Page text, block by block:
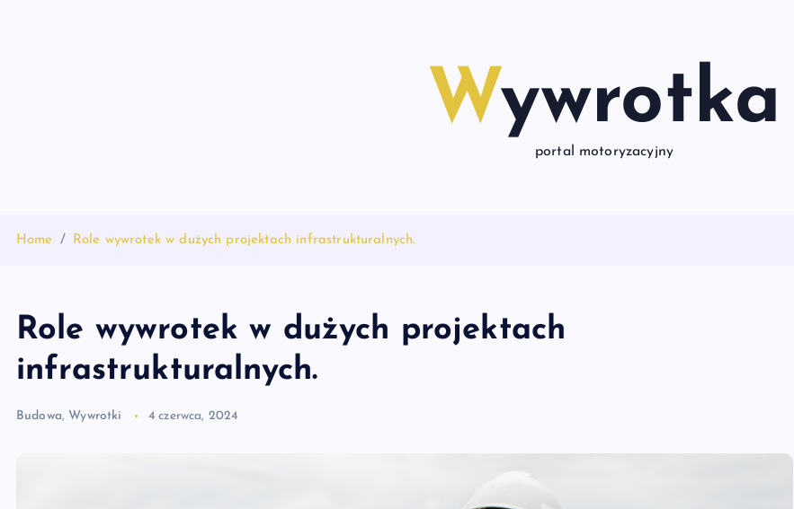
Wywrotka
portal motoryzacyjny
Home Role wywrotek w dużych projektach infrastrukturalnych.
Role wywrotek w dużych projektach
infrastrukturalnych.
Budowa, Wywrotki 4 czerwca, 2024